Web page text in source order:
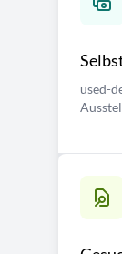
used-